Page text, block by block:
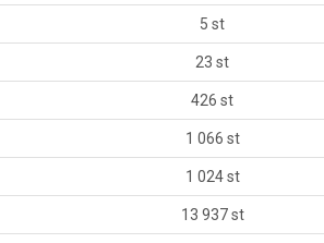
5 st
23 st
426 st
1 066 st
1 024 st
13 937 st